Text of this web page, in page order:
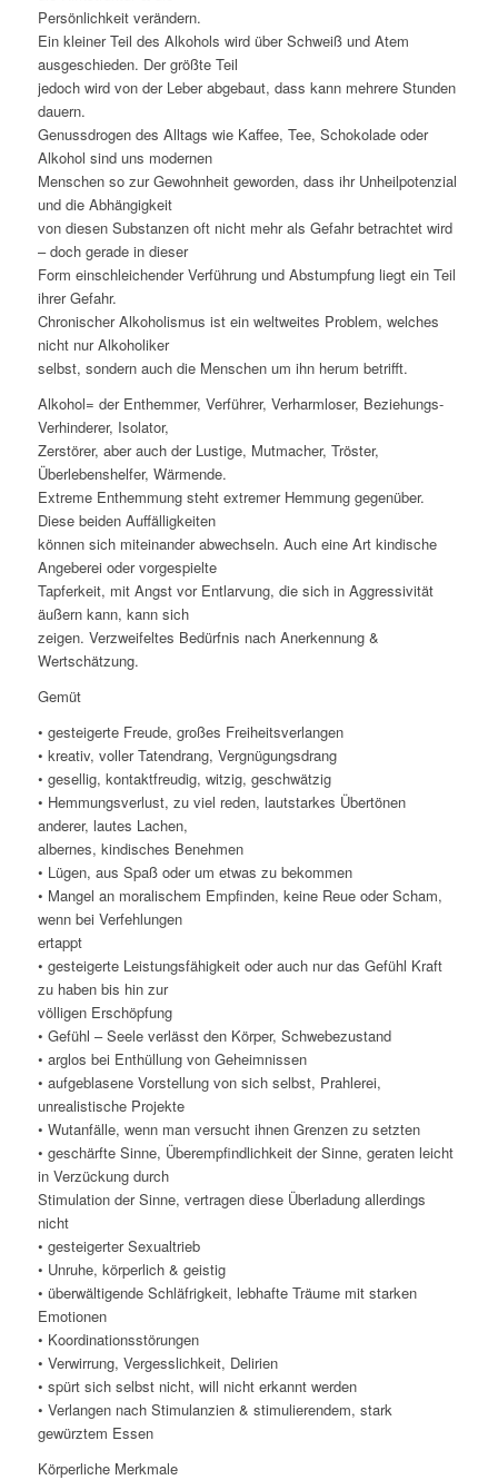
Persönlichkeit verändern.
Ein kleiner Teil des Alkohols wird über Schweiß und Atem
ausgeschieden. Der größte Teil
jedoch wird von der Leber abgebaut, dass kann mehrere Stunden
dauern.
Genussdrogen des Alltags wie Kaffee, Tee, Schokolade oder
Alkohol sind uns modernen
Menschen so zur Gewohnheit geworden, dass ihr Unheilpotenzial
und die Abhängigkeit
von diesen Substanzen oft nicht mehr als Gefahr betrachtet wird
– doch gerade in dieser
Form einschleichender Verführung und Abstumpfung liegt ein Teil
ihrer Gefahr.
Chronischer Alkoholismus ist ein weltweites Problem, welches
nicht nur Alkoholiker
selbst, sondern auch die Menschen um ihn herum betrifft.
Alkohol= der Enthemmer, Verführer, Verharmloser, Beziehungs-
Verhinderer, Isolator,
Zerstörer, aber auch der Lustige, Mutmacher, Tröster,
Überlebenshelfer, Wärmende.
Extreme Enthemmung steht extremer Hemmung gegenüber.
Diese beiden Auffälligkeiten
können sich miteinander abwechseln. Auch eine Art kindische
Angeberei oder vorgespielte
Tapferkeit, mit Angst vor Entlarvung, die sich in Aggressivität
äußern kann, kann sich
zeigen. Verzweifeltes Bedürfnis nach Anerkennung &
Wertschätzung.
Gemüt
• gesteigerte Freude, großes Freiheitsverlangen
• kreativ, voller Tatendrang, Vergnügungsdrang
• gesellig, kontaktfreudig, witzig, geschwätzig
• Hemmungsverlust, zu viel reden, lautstarkes Übertönen
anderer, lautes Lachen,
albernes, kindisches Benehmen
• Lügen, aus Spaß oder um etwas zu bekommen
• Mangel an moralischem Empfinden, keine Reue oder Scham,
wenn bei Verfehlungen
ertappt
• gesteigerte Leistungsfähigkeit oder auch nur das Gefühl Kraft
zu haben bis hin zur
völligen Erschöpfung
• Gefühl – Seele verlässt den Körper, Schwebezustand
• arglos bei Enthüllung von Geheimnissen
• aufgeblasene Vorstellung von sich selbst, Prahlerei,
unrealistische Projekte
• Wutanfälle, wenn man versucht ihnen Grenzen zu setzten
• geschärfte Sinne, Überempfindlichkeit der Sinne, geraten leicht
in Verzückung durch
Stimulation der Sinne, vertragen diese Überladung allerdings
nicht
• gesteigerter Sexualtrieb
• Unruhe, körperlich & geistig
• überwältigende Schläfrigkeit, lebhafte Träume mit starken
Emotionen
• Koordinationsstörungen
• Verwirrung, Vergesslichkeit, Delirien
• spürt sich selbst nicht, will nicht erkannt werden
• Verlangen nach Stimulanzien & stimulierendem, stark
gewürztem Essen
Körperliche Merkmale